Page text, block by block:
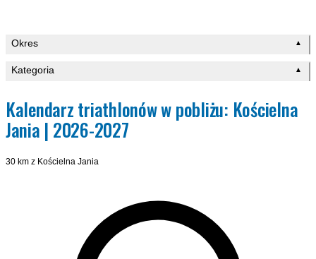
Okres ▲
Kategoria ▲
Kalendarz triathlonów w pobliżu: Kościelna
Jania | 2026-2027
30 km z Kościelna Jania